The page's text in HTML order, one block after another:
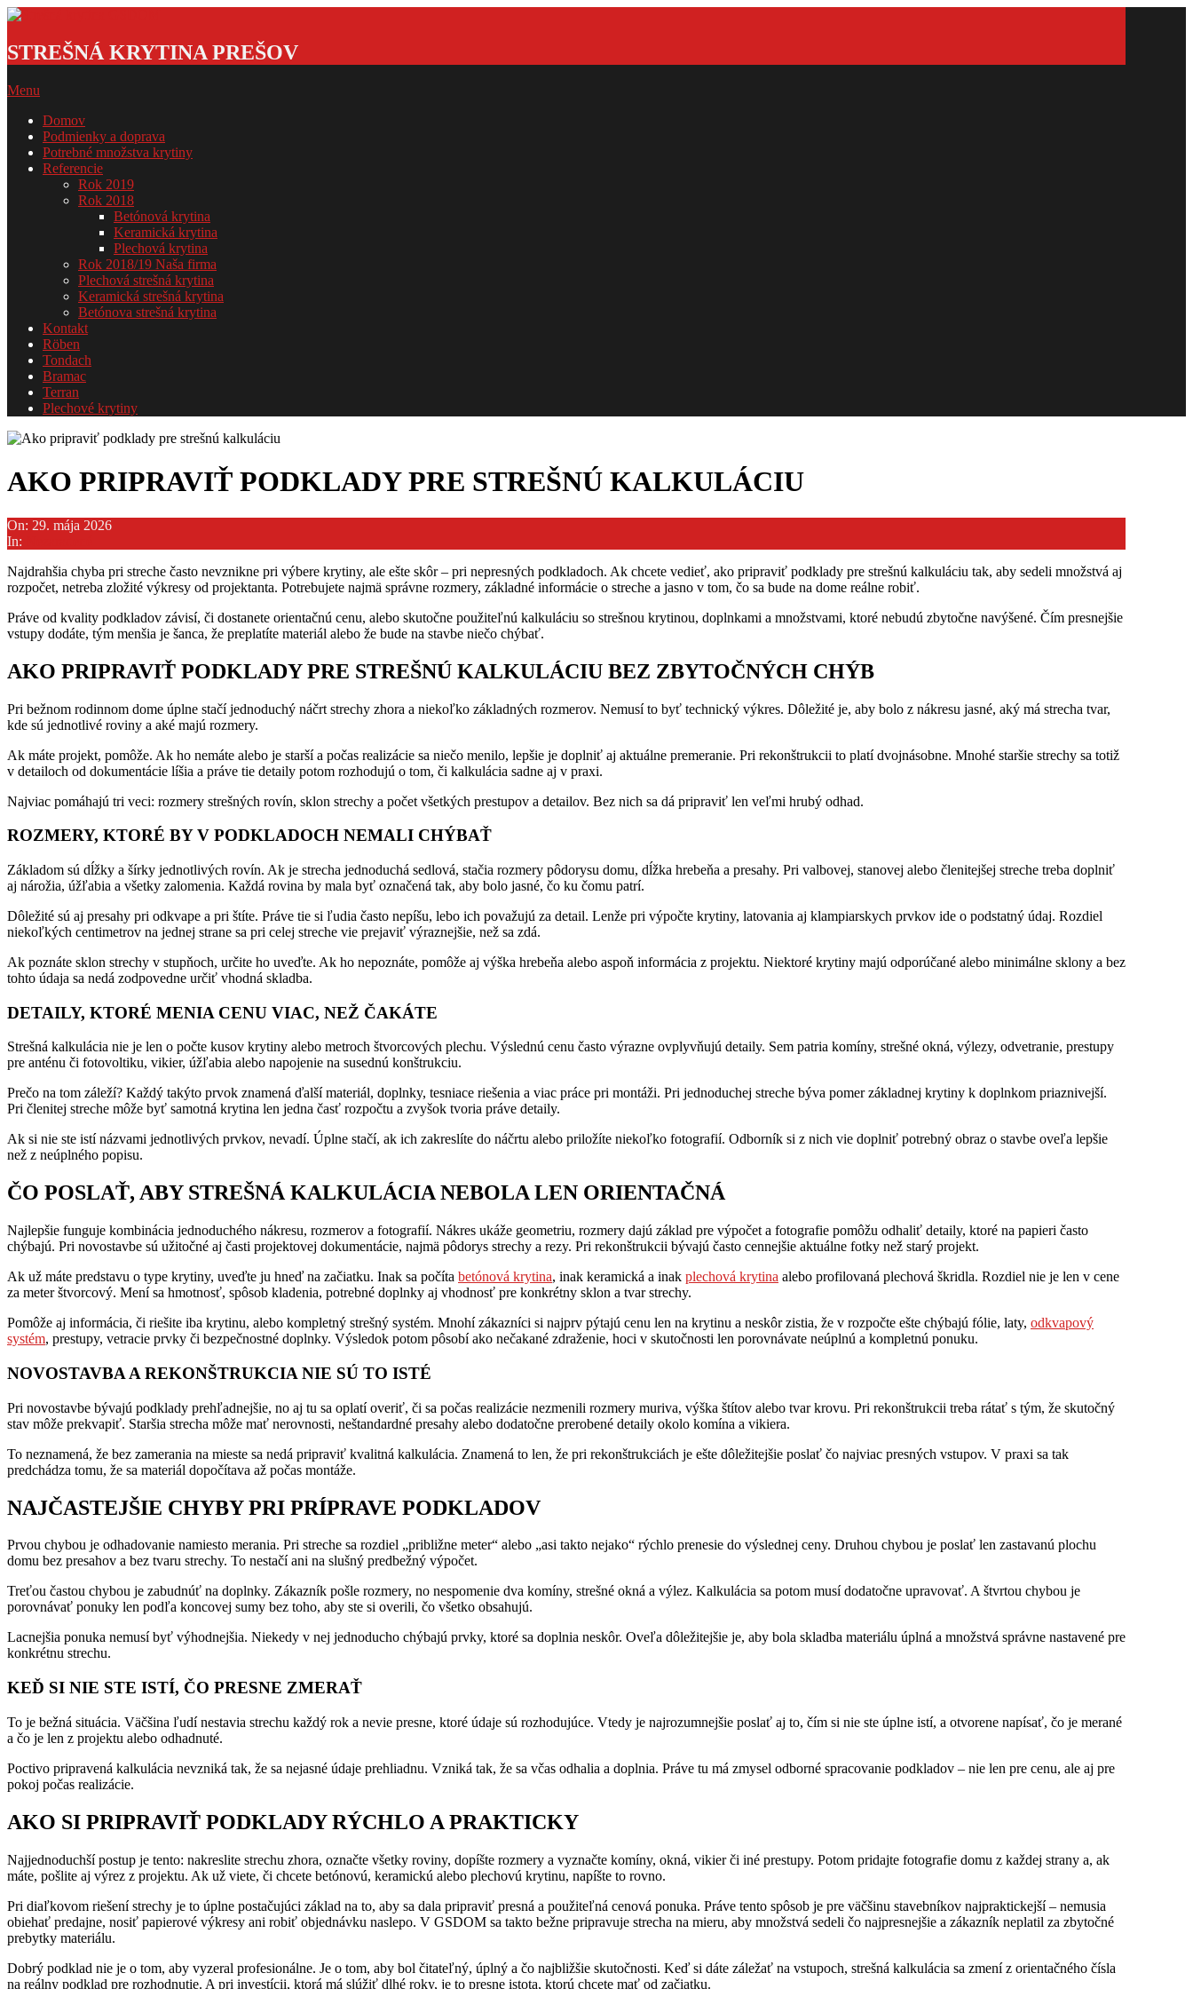
Skip
content
krytina
GSDOM
STREŠNÁ KRYTINA PREŠOV
Primary
Menu
Menu
Domov
Podmienky a doprava
Potrebné množstva krytiny
Referencie
Rok 2019
Rok 2018
Betónová krytina
Keramická krytina
Plechová krytina
Rok 2018/19 Naša firma
Plechová strešná krytina
Keramická strešná krytina
Betónova strešná krytina
Kontakt
Röben
Tondach
Bramac
Terran
Plechové krytiny
AKO PRIPRAVIŤ PODKLADY PRE STREŠNÚ KALKULÁCIU
On: 29. mája 2026
In:
Najdrahšia chyba pri streche často nevznikne pri výbere krytiny, ale ešte skôr – pri nepresných podkladoch. Ak chcete vedieť, ako pripraviť podklady pre strešnú kalkuláciu tak, aby sedeli množstvá aj
rozpočet, netreba zložité výkresy od projektanta. Potrebujete najmä správne rozmery, základné informácie o streche a jasno v tom, čo sa bude na dome reálne robiť.
Práve od kvality podkladov závisí, či dostanete orientačnú cenu, alebo skutočne použiteľnú kalkuláciu so strešnou krytinou, doplnkami a množstvami, ktoré nebudú zbytočne navýšené. Čím presnejšie
vstupy dodáte, tým menšia je šanca, že preplatíte materiál alebo že bude na stavbe niečo chýbať.
AKO PRIPRAVIŤ PODKLADY PRE STREŠNÚ KALKULÁCIU BEZ ZBYTOČNÝCH CHÝB
Pri bežnom rodinnom dome úplne stačí jednoduchý náčrt strechy zhora a niekoľko základných rozmerov. Nemusí to byť technický výkres. Dôležité je, aby bolo z nákresu jasné, aký má strecha tvar,
kde sú jednotlivé roviny a aké majú rozmery.
Ak máte projekt, pomôže. Ak ho nemáte alebo je starší a počas realizácie sa niečo menilo, lepšie je doplniť aj aktuálne premeranie. Pri rekonštrukcii to platí dvojnásobne. Mnohé staršie strechy sa totiž
v detailoch od dokumentácie líšia a práve tie detaily potom rozhodujú o tom, či kalkulácia sadne aj v praxi.
Najviac pomáhajú tri veci: rozmery strešných rovín, sklon strechy a počet všetkých prestupov a detailov. Bez nich sa dá pripraviť len veľmi hrubý odhad.
ROZMERY, KTORÉ BY V PODKLADOCH NEMALI CHÝBAŤ
Základom sú dĺžky a šírky jednotlivých rovín. Ak je strecha jednoduchá sedlová, stačia rozmery pôdorysu domu, dĺžka hrebeňa a presahy. Pri valbovej, stanovej alebo členitejšej streche treba doplniť
aj nárožia, úžľabia a všetky zalomenia. Každá rovina by mala byť označená tak, aby bolo jasné, čo ku čomu patrí.
Dôležité sú aj presahy pri odkvape a pri štíte. Práve tie si ľudia často nepíšu, lebo ich považujú za detail. Lenže pri výpočte krytiny, latovania aj klampiarskych prvkov ide o podstatný údaj. Rozdiel
niekoľkých centimetrov na jednej strane sa pri celej streche vie prejaviť výraznejšie, než sa zdá.
Ak poznáte sklon strechy v stupňoch, určite ho uveďte. Ak ho nepoznáte, pomôže aj výška hrebeňa alebo aspoň informácia z projektu. Niektoré krytiny majú odporúčané alebo minimálne sklony a bez
tohto údaja sa nedá zodpovedne určiť vhodná skladba.
DETAILY, KTORÉ MENIA CENU VIAC, NEŽ ČAKÁTE
Strešná kalkulácia nie je len o počte kusov krytiny alebo metroch štvorcových plechu. Výslednú cenu často výrazne ovplyvňujú detaily. Sem patria komíny, strešné okná, výlezy, odvetranie, prestupy
pre anténu či fotovoltiku, vikier, úžľabia alebo napojenie na susednú konštrukciu.
Prečo na tom záleží? Každý takýto prvok znamená ďalší materiál, doplnky, tesniace riešenia a viac práce pri montáži. Pri jednoduchej streche býva pomer základnej krytiny k doplnkom priaznivejší.
Pri členitej streche môže byť samotná krytina len jedna časť rozpočtu a zvyšok tvoria práve detaily.
Ak si nie ste istí názvami jednotlivých prvkov, nevadí. Úplne stačí, ak ich zakreslíte do náčrtu alebo priložíte niekoľko fotografií. Odborník si z nich vie doplniť potrebný obraz o stavbe oveľa lepšie
než z neúplného popisu.
ČO POSLAŤ, ABY STREŠNÁ KALKULÁCIA NEBOLA LEN ORIENTAČNÁ
Najlepšie funguje kombinácia jednoduchého nákresu, rozmerov a fotografií. Nákres ukáže geometriu, rozmery dajú základ pre výpočet a fotografie pomôžu odhaliť detaily, ktoré na papieri často
chýbajú. Pri novostavbe sú užitočné aj časti projektovej dokumentácie, najmä pôdorys strechy a rezy. Pri rekonštrukcii bývajú často cennejšie aktuálne fotky než starý projekt.
Ak už máte predstavu o type krytiny, uveďte ju hneď na začiatku. Inak sa počíta betónová krytina, inak keramická a inak plechová krytina alebo profilovaná plechová škridla. Rozdiel nie je len v cene
za meter štvorcový. Mení sa hmotnosť, spôsob kladenia, potrebné doplnky aj vhodnosť pre konkrétny sklon a tvar strechy.
Pomôže aj informácia, či riešite iba krytinu, alebo kompletný strešný systém. Mnohí zákazníci si najprv pýtajú cenu len na krytinu a neskôr zistia, že v rozpočte ešte chýbajú fólie, laty, odkvapový
systém, prestupy, vetracie prvky či bezpečnostné doplnky. Výsledok potom pôsobí ako nečakané zdraženie, hoci v skutočnosti len porovnávate neúplnú a kompletnú ponuku.
NOVOSTAVBA A REKONŠTRUKCIA NIE SÚ TO ISTÉ
Pri novostavbe bývajú podklady prehľadnejšie, no aj tu sa oplatí overiť, či sa počas realizácie nezmenili rozmery muriva, výška štítov alebo tvar krovu. Pri rekonštrukcii treba rátať s tým, že skutočný
stav môže prekvapiť. Staršia strecha môže mať nerovnosti, neštandardné presahy alebo dodatočne prerobené detaily okolo komína a vikiera.
To neznamená, že bez zamerania na mieste sa nedá pripraviť kvalitná kalkulácia. Znamená to len, že pri rekonštrukciách je ešte dôležitejšie poslať čo najviac presných vstupov. V praxi sa tak
predchádza tomu, že sa materiál dopočítava až počas montáže.
NAJČASTEJŠIE CHYBY PRI PRÍPRAVE PODKLADOV
Prvou chybou je odhadovanie namiesto merania. Pri streche sa rozdiel „približne meter“ alebo „asi takto nejako“ rýchlo prenesie do výslednej ceny. Druhou chybou je poslať len zastavanú plochu
domu bez presahov a bez tvaru strechy. To nestačí ani na slušný predbežný výpočet.
Treťou častou chybou je zabudnúť na doplnky. Zákazník pošle rozmery, no nespomenie dva komíny, strešné okná a výlez. Kalkulácia sa potom musí dodatočne upravovať. A štvrtou chybou je
porovnávať ponuky len podľa koncovej sumy bez toho, aby ste si overili, čo všetko obsahujú.
Lacnejšia ponuka nemusí byť výhodnejšia. Niekedy v nej jednoducho chýbajú prvky, ktoré sa doplnia neskôr. Oveľa dôležitejšie je, aby bola skladba materiálu úplná a množstvá správne nastavené pre
konkrétnu strechu.
KEĎ SI NIE STE ISTÍ, ČO PRESNE ZMERAŤ
To je bežná situácia. Väčšina ľudí nestavia strechu každý rok a nevie presne, ktoré údaje sú rozhodujúce. Vtedy je najrozumnejšie poslať aj to, čím si nie ste úplne istí, a otvorene napísať, čo je merané
a čo je len z projektu alebo odhadnuté.
Poctivo pripravená kalkulácia nevzniká tak, že sa nejasné údaje prehliadnu. Vzniká tak, že sa včas odhalia a doplnia. Práve tu má zmysel odborné spracovanie podkladov – nie len pre cenu, ale aj pre
pokoj počas realizácie.
AKO SI PRIPRAVIŤ PODKLADY RÝCHLO A PRAKTICKY
Najjednoduchší postup je tento: nakreslite strechu zhora, označte všetky roviny, dopíšte rozmery a vyznačte komíny, okná, vikier či iné prestupy. Potom pridajte fotografie domu z každej strany a, ak
máte, pošlite aj výrez z projektu. Ak už viete, či chcete betónovú, keramickú alebo plechovú krytinu, napíšte to rovno.
Pri diaľkovom riešení strechy je to úplne postačujúci základ na to, aby sa dala pripraviť presná a použiteľná cenová ponuka. Práve tento spôsob je pre väčšinu stavebníkov najpraktickejší – nemusia
obiehať predajne, nosiť papierové výkresy ani robiť objednávku naslepo. V GSDOM sa takto bežne pripravuje strecha na mieru, aby množstvá sedeli čo najpresnejšie a zákazník neplatil za zbytočné
prebytky materiálu.
Dobrý podklad nie je o tom, aby vyzeral profesionálne. Je o tom, aby bol čitateľný, úplný a čo najbližšie skutočnosti. Keď si dáte záležať na vstupoch, strešná kalkulácia sa zmení z orientačného čísla
na reálny podklad pre rozhodnutie. A pri investícii, ktorá má slúžiť dlhé roky, je to presne istota, ktorú chcete mať od začiatku.